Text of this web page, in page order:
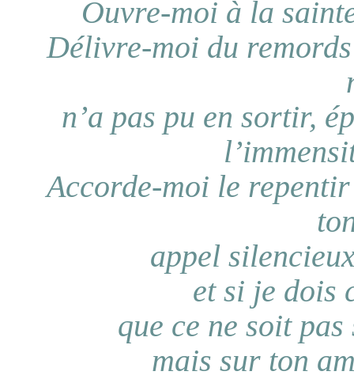
Ouvre-moi à la
Délivre-moi du
n’a pas pu en sortir,
Accorde-moi le
appel
et si je dois
que ce ne soit
mais sur ton